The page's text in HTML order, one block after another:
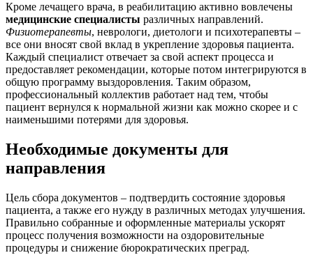
Кроме лечащего врача, в реабилитацию активно вовлечены
медицинские специалисты различных направлений.
Физиотерапевты, неврологи, диетологи и психотерапевты –
все они вносят свой вклад в укрепление здоровья пациента.
Каждый специалист отвечает за свой аспект процесса и
предоставляет рекомендации, которые потом интегрируются в
общую программу выздоровления. Таким образом,
профессиональный коллектив работает над тем, чтобы
пациент вернулся к нормальной жизни как можно скорее и с
наименьшими потерями для здоровья.
Необходимые документы для
направления
Цель сбора документов – подтвердить состояние здоровья
пациента, а также его нужду в различных методах улучшения.
Правильно собранные и оформленные материалы ускорят
процесс получения возможности на оздоровительные
процедуры и снижение бюрократических преград.